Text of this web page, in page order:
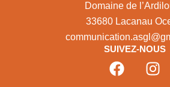
Domaine de
33680 Lacanau
SUIVEZ-NOUS